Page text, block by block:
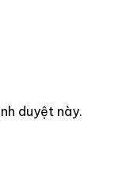
duyệt này.